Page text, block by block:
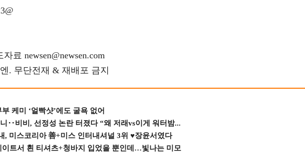
료 newsen@newsen.com
. 무단전재 & 재배포 금지
케미 ‘얼빡샷’에도 굴욕 없어
‥비비, 선정성 논란 터졌다 “왜 저래vs이게 워터밤...
, 미스코리아 善+미스 인터내셔널 3위 ♥장윤서였다
이트서 흰 티셔츠+청바지 입었을 뿐인데…빛나는 미모